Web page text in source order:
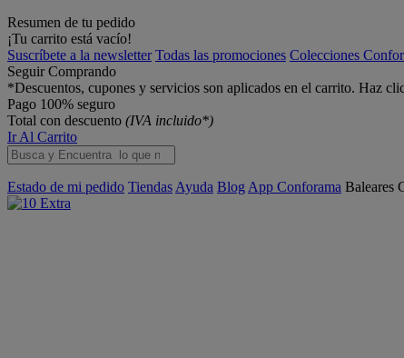
Resumen de tu pedido
¡Tu carrito está vacío!
Suscríbete a la newsletter Todas las promociones Colecciones
Seguir Comprando
*Descuentos, cupones y servicios son aplicados en el carrito. Haz
Pago 100% seguro
Total con descuento (IVA incluido*)
Ir Al Carrito
Estado de mi pedido Tiendas Ayuda Blog App Conforama Baleares